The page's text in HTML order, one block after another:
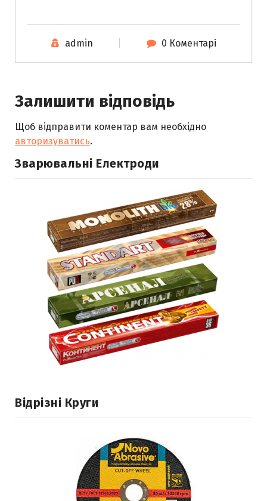
admin 0 Коментарі
Залишити відповідь
Щоб відправити коментар вам необхідно
авторизуватись.
Зварювальні Електроди
Відрізні Круги